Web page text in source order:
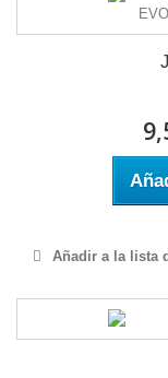
Añadir a la lista